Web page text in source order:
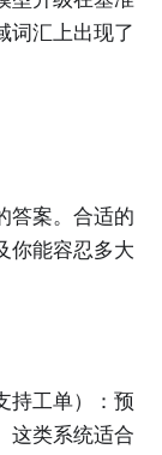
词汇上出现了
答案。合适的
你能容忍多大
持工单）：预
这类系统适合